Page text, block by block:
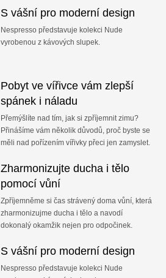
S vášní pro moderní design
Nespresso představuje kolekci Nude
vyrobenou z kávových slupek.
Pobyt ve vířivce vám zlepší
spánek i náladu
Přemýšlíte nad tím, jak si zpříjemnit zimu?
Přinášíme vám několik důvodů, proč byste se
měli nad pořízením vířivky přeci jen zamyslet.
Zharmonizujte ducha i tělo
pomocí vůní
Zpříjemněme si čas strávený doma vůní, která
zharmonizujme ducha i tělo a navodí
dokonalý okamžik nejen pro odpočinek.
S vášní pro moderní design
Nespresso představuje kolekci Nude